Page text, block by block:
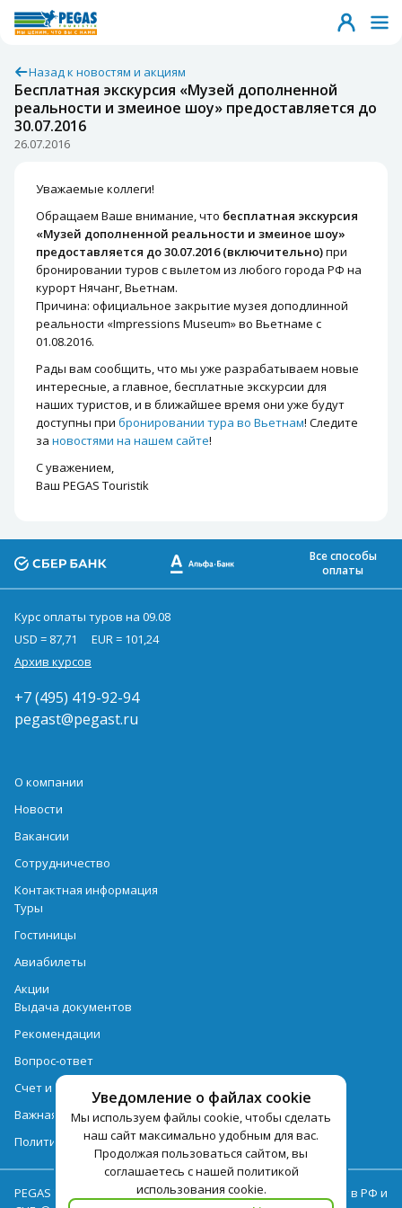
Назад к новостям и акциям
Бесплатная экскурсия «Музей дополненной
реальности и змеиное шоу» предоставляется до
30.07.2016
26.07.2016
Уважаемые коллеги!
Обращаем Ваше внимание, что бесплатная экскурсия
«Музей дополненной реальности и змеиное шоу»
предоставляется до 30.07.2016 (включительно)при
бронировании туров с вылетом из любого города РФ на
курорт Нячанг, Вьетнам.
Причина: официальное закрытие музея доподлинной
реальности «Impressions Museum» во Вьетнаме с
01.08.2016.
Рады вам сообщить, что мы уже разрабатываем новые
интересные, а главное, бесплатные экскурсии для
наших туристов, и в ближайшее время они уже будут
доступны при бронировании тура во Вьетнам! Следите
за новостями на нашем сайте!
С уважением,
Ваш PEGAS Touristik
Уведомление о файлах cookie
Мы используем файлы cookie, чтобы сделать
наш сайт максимально удобным для вас.
Продолжая пользоваться сайтом, вы
соглашаетесь с нашей политикой
использования cookie.
Все способы
оплаты
Курс оплаты туров на 09.08
USD = 87,71
EUR = 101,24
Архив курсов
+7 (495) 419-92-94
pegast@pegast.ru
О компании
Новости
Вакансии
Сотрудничество
Контактная информация
Туры
Гостиницы
Авиабилеты
Акции
Выдача документов
Рекомендации
Вопрос-ответ
Счет и оплата
Важная информация по турпродукту
Политика обработки персональных данных
PEGAS Touristik — ведущий оператор туристических услуг в РФ и